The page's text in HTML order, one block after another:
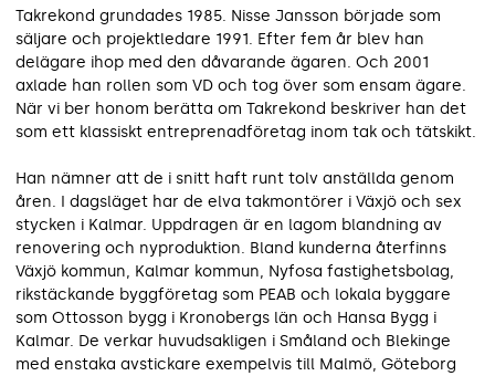
Takrekond grundades 1985. Nisse Jansson började som
säljare och projektledare 1991. Efter fem år blev han
delägare ihop med den dåvarande ägaren. Och 2001
axlade han rollen som VD och tog över som ensam ägare.
När vi ber honom berätta om Takrekond beskriver han det
som ett klassiskt entreprenadföretag inom tak och tätskikt.
Han nämner att de i snitt haft runt tolv anställda genom
åren. I dagsläget har de elva takmontörer i Växjö och sex
stycken i Kalmar. Uppdragen är en lagom blandning av
renovering och nyproduktion. Bland kunderna återfinns
Växjö kommun, Kalmar kommun, Nyfosa fastighetsbolag,
rikstäckande byggföretag som PEAB och lokala byggare
som Ottosson bygg i Kronobergs län och Hansa Bygg i
Kalmar. De verkar huvudsakligen i Småland och Blekinge
med enstaka avstickare exempelvis till Malmö, Göteborg